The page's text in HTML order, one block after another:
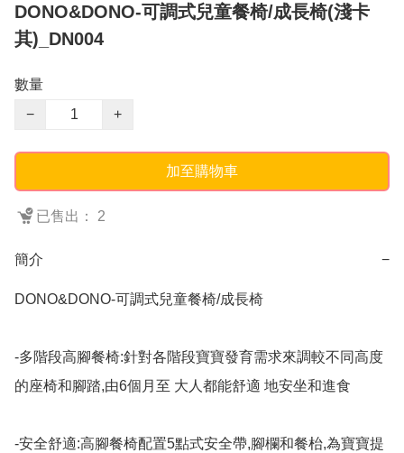
DONO&DONO-可調式兒童餐椅/成長椅(淺卡
其)_DN004
數量
−
+
加至購物車
已售出： 2
簡介 −
DONO&DONO-可調式兒童餐椅/成長椅
-多階段高腳餐椅:針對各階段寶寶發育需求來調較不同高度
的座椅和腳踏,由6個月至 大人都能舒適 地安坐和進食
-安全舒適:高腳餐椅配置5點式安全帶,腳欄和餐枱,為寶寶提